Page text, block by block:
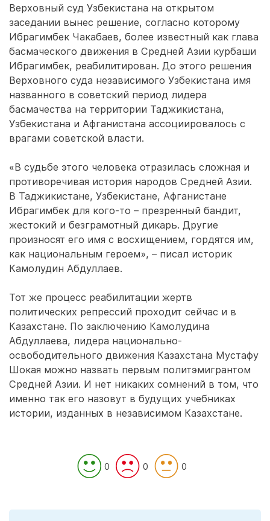
Верховный суд Узбекистана на открытом
заседании вынес решение, согласно которому
Ибрагимбек Чакабаев, более известный как глава
басмаческого движения в Средней Азии курбаши
Ибрагимбек, реабилитирован. До этого решения
Верховного суда независимого Узбекистана имя
названного в советский период лидера
басмачества на территории Таджикистана,
Узбекистана и Афганистана ассоциировалось с
врагами советской власти.
«В судьбе этого человека отразилась сложная и
противоречивая история народов Средней Азии.
В Таджикистане, Узбекистане, Афганистане
Ибрагимбек для кого-то – презренный бандит,
жестокий и безграмотный дикарь. Другие
произносят его имя с восхищением, гордятся им,
как национальным героем», – писал историк
Камолудин Абдуллаев.
Тот же процесс реабилитации жертв
политических репрессий проходит сейчас и в
Казахстане. По заключению Камолудина
Абдуллаева, лидера национально-
освободительного движения Казахстана Мустафу
Шокая можно назвать первым политэмигрантом
Средней Азии. И нет никаких сомнений в том, что
именно так его назовут в будущих учебниках
истории, изданных в независимом Казахстане.
0 0 0